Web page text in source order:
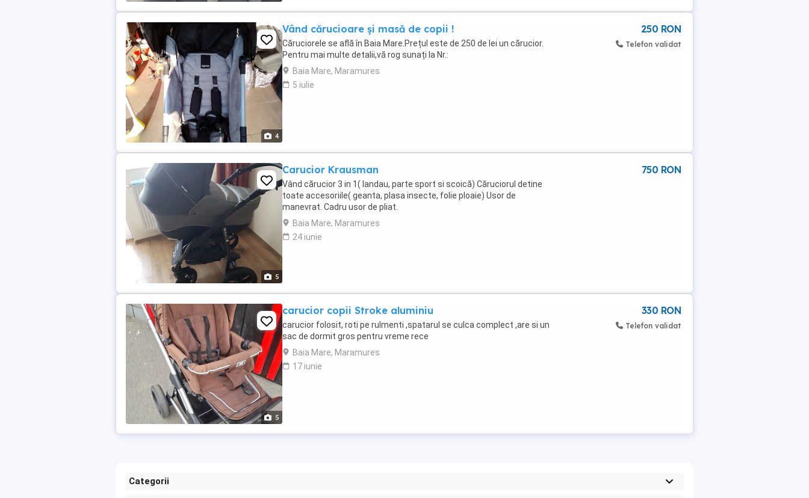
4
Vând cărucioare și masă de copii !
Căruciorele se află în Baia Mare.Prețul este de 250 de lei un cărucior.
Pentru mai multe detalii,vă rog sunați la Nr.:
Baia Mare, Maramures
5 iulie
250 RON
Telefon validat
5
Carucior Krausman
Vând cărucior 3 in 1( landau, parte sport si scoică) Căruciorul detine
toate accesoriile( geanta, plasa insecte, folie ploaie) Usor de
manevrat. Cadru usor de pliat.
Baia Mare, Maramures
24 iunie
750 RON
5
carucior copii Stroke aluminiu
carucior folosit, roti pe rulmenti ,spatarul se culca complect ,are si un
sac de dormit gros pentru vreme rece
Baia Mare, Maramures
17 iunie
330 RON
Telefon validat
Categorii